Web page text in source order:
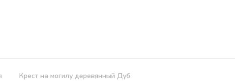
Крест на могилу деревянный Дуб